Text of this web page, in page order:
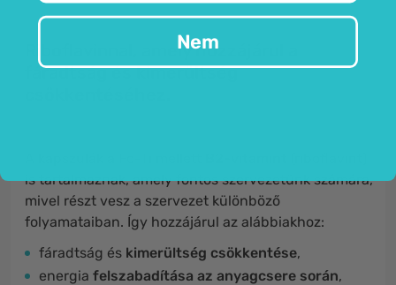
Riboflavinnal, amely hozzájárul a
fáradtság és kimerültség
is tartalmaznak, amely fontos szervezetünk számára,
mivel részt vesz a szervezet különböző
folyamataiban. Így hozzájárul az alábbiakhoz:
fáradtság és kimerültség csökkentése,
energia felszabadítása az anyagcsere során,
Nem